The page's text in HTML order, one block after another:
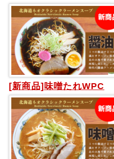
[新商品]味噌たれWPC